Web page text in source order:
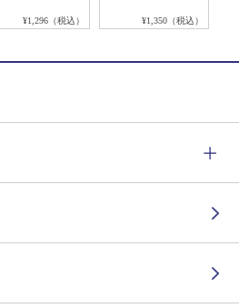
¥1,296（税込） ¥1,350（税込）